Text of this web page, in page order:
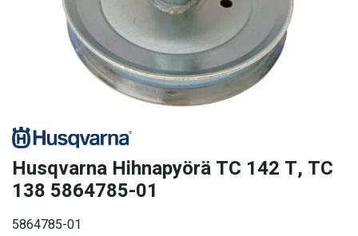
Husqvarna Hihnapyörä TC 142 T, TC
138 5864785-01
5864785-01